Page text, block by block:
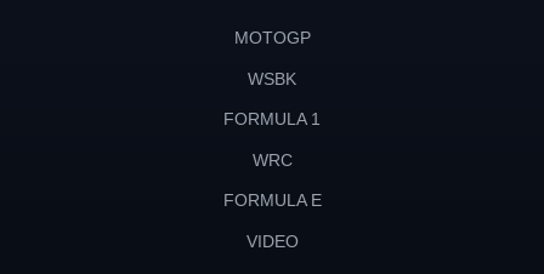
MOTOGP
WSBK
FORMULA 1
WRC
FORMULA E
VIDEO